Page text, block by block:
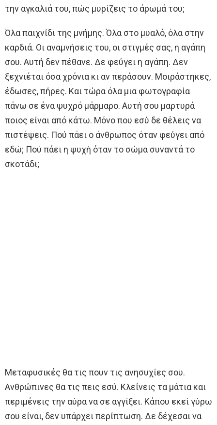
την αγκαλιά του, πώς μυρίζεις το άρωμά του;
Όλα παιχνίδι της μνήμης. Όλα στο μυαλό, όλα στην
καρδιά. Οι αναμνήσεις του, οι στιγμές σας, η αγάπη
σου. Αυτή δεν πέθανε. Δε φεύγει η αγάπη. Δεν
ξεχνιέται όσα χρόνια κι αν περάσουν. Μοιράστηκες,
έδωσες, πήρες. Και τώρα όλα μια φωτογραφία
πάνω σε ένα ψυχρό μάρμαρο. Αυτή σου μαρτυρά
ποιος είναι από κάτω. Μόνο που εσύ δε θέλεις να
πιστέψεις. Πού πάει ο άνθρωπος όταν φεύγει από
εδώ; Πού πάει η ψυχή όταν το σώμα συναντά το
σκοτάδι;
Μεταφυσικές θα τις πουν τις ανησυχίες σου.
Ανθρώπινες θα τις πεις εσύ. Κλείνεις τα μάτια και
περιμένεις την αύρα να σε αγγίξει. Κάπου εκεί γύρω
σου είναι, δεν υπάρχει περίπτωση. Δε δέχεσαι να